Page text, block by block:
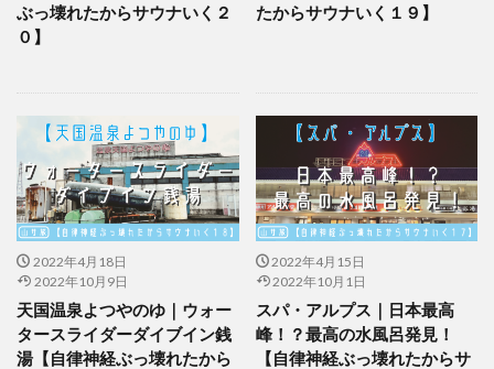
ぶっ壊れたからサウナいく２
０】
たからサウナいく１９】
2022年4月18日
2022年10月9日
天国温泉よつやのゆ｜ウォー
タースライダーダイブイン銭
湯【自律神経ぶっ壊れたから
2022年4月15日
2022年10月1日
スパ・アルプス｜日本最高
峰！？最高の水風呂発見！
【自律神経ぶっ壊れたからサ